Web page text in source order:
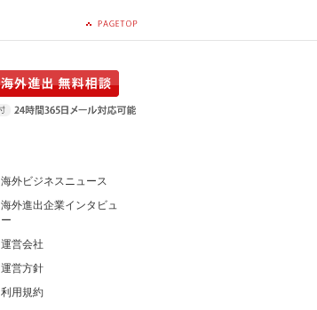
海外ビジネスニュース
海外進出企業インタビュ
ー
運営会社
運営方針
利用規約